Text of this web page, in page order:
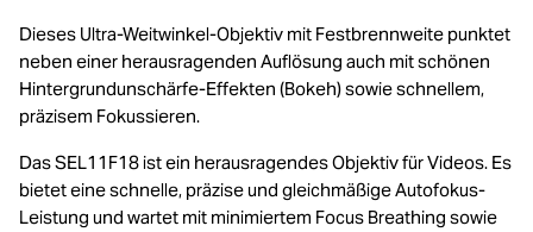
Dieses Ultra-Weitwinkel-Objektiv mit Festbrennweite punktet
neben einer herausragenden Auflösung auch mit schönen
Hintergrundunschärfe-Effekten (Bokeh) sowie schnellem,
präzisem Fokussieren.
Das SEL11F18 ist ein herausragendes Objektiv für Videos. Es
bietet eine schnelle, präzise und gleichmäßige Autofokus-
Leistung und wartet mit minimiertem Focus Breathing sowie